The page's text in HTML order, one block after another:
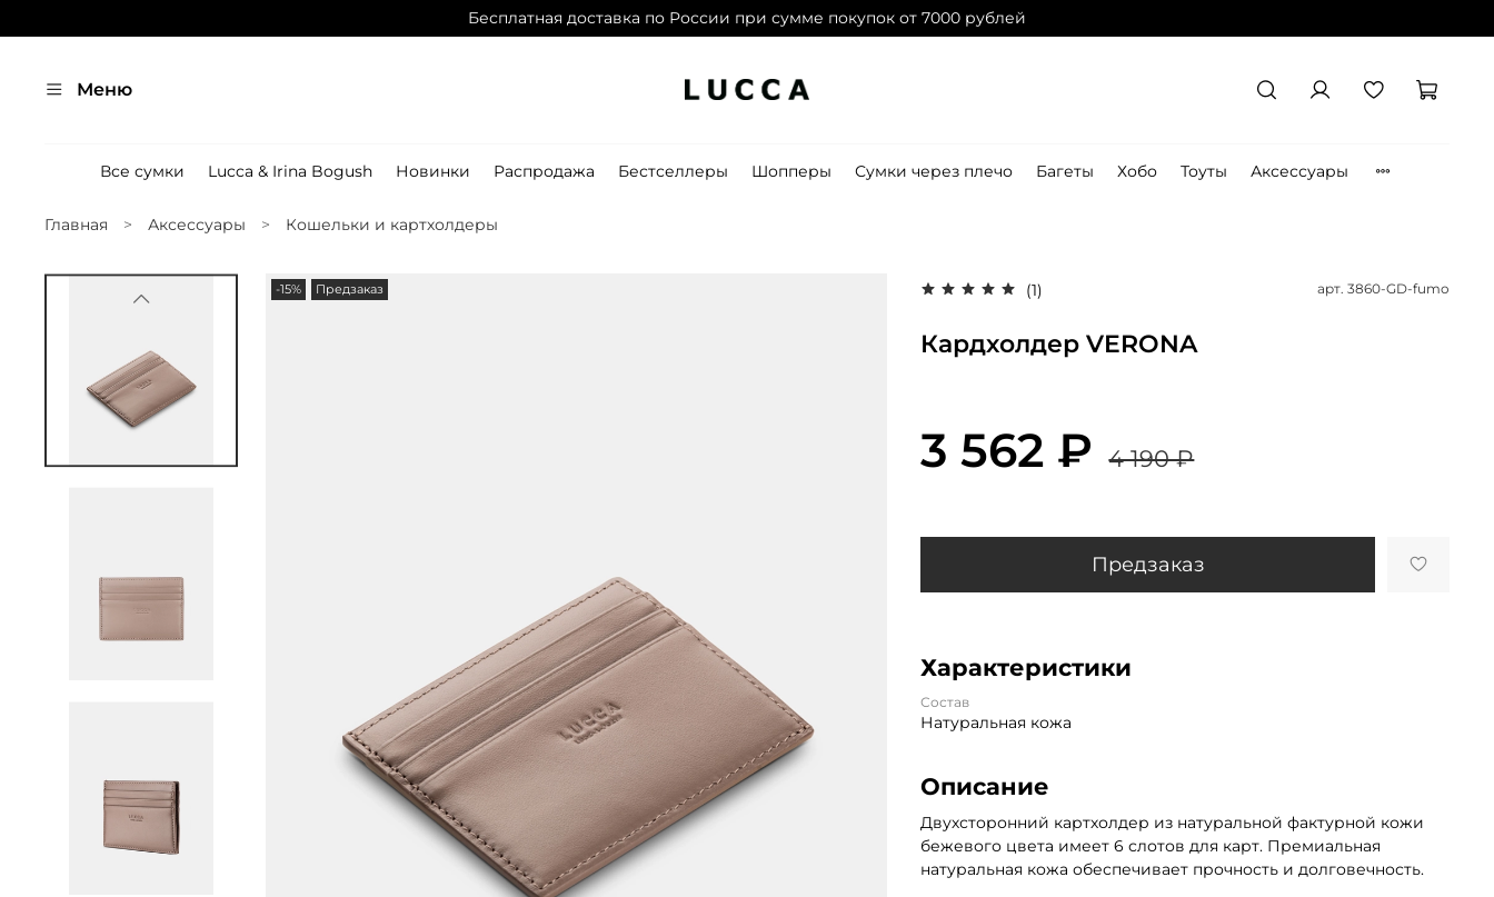
Бесплатная доставка по России при сумме покупок от 7000 рублей
Дарим 1500 баллов на первый заказ прирегистрации
Меню
Все сумки Lucca & Irina Bogush Новинки Распродажа Бестселлеры Шопперы Сумки через плечо Багеты Хобо Тоуты Аксессуары
Главная Аксессуары Кошельки и картхолдеры
-15% Предзаказ (1) арт. 3860-GD-fumo
Кардхолдер VERONA
3 562 ₽ 4 190 ₽
Предзаказ
Характеристики
Состав
Натуральная кожа
Описание
Двухсторонний картхолдер из натуральной фактурной кожи
бежевого цвета имеет 6 слотов для карт. Премиальная
натуральная кожа обеспечивает прочность и долговечность.